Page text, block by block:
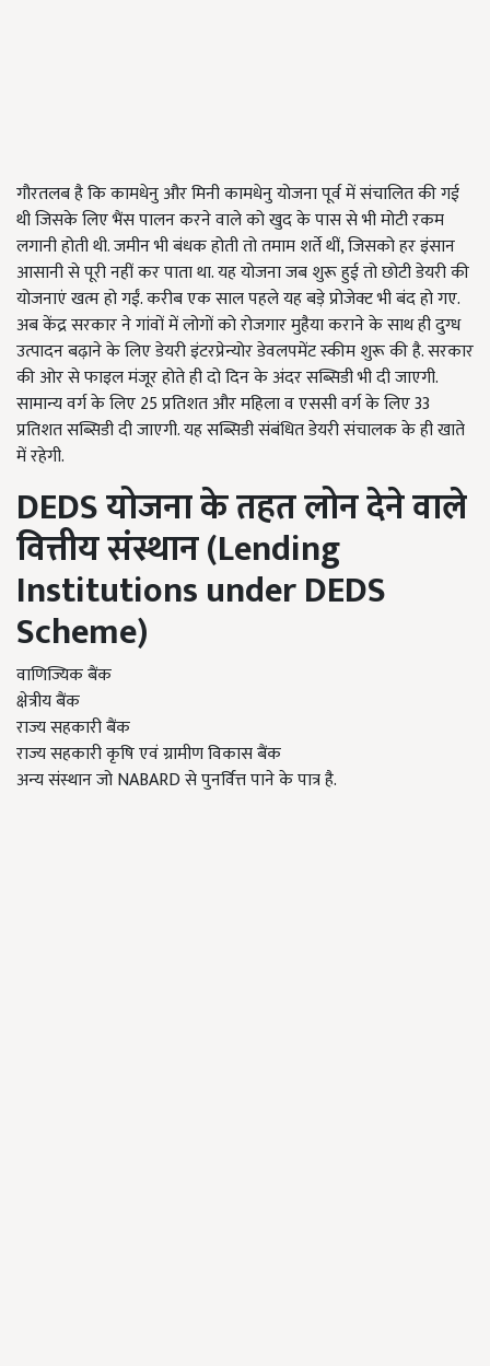
गौरतलब है कि कामधेनु और मिनी कामधेनु योजना पूर्व में संचालित की गई
थी जिसके लिए भैंस पालन करने वाले को खुद के पास से भी मोटी रकम
लगानी होती थी. जमीन भी बंधक होती तो तमाम शर्ते थीं, जिसको हर इंसान
आसानी से पूरी नहीं कर पाता था. यह योजना जब शुरू हुई तो छोटी डेयरी की
योजनाएं खत्म हो गईं. करीब एक साल पहले यह बड़े प्रोजेक्ट भी बंद हो गए.
अब केंद्र सरकार ने गांवों में लोगों को रोजगार मुहैया कराने के साथ ही दुग्ध
उत्पादन बढ़ाने के लिए डेयरी इंटरप्रेन्योर डेवलपमेंट स्कीम शुरू की है. सरकार
की ओर से फाइल मंजूर होते ही दो दिन के अंदर सब्सिडी भी दी जाएगी.
सामान्य वर्ग के लिए 25 प्रतिशत और महिला व एससी वर्ग के लिए 33
प्रतिशत सब्सिडी दी जाएगी. यह सब्सिडी संबंधित डेयरी संचालक के ही खाते
में रहेगी.
DEDSयोजना के तहत लोन देने वाले
वित्तीय संस्थान (Lending
Institutions under DEDS
Scheme)
वाणिज्यिक बैंक
क्षेत्रीय बैंक
राज्य सहकारी बैंक
राज्य सहकारी कृषि एवं ग्रामीण विकास बैंक
अन्य संस्थान जो NABARD से पुनर्वित्त पाने के पात्र है.